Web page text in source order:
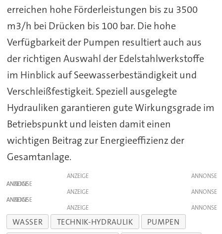
erreichen hohe Förderleistungen bis zu 3500
m3/h bei Drücken bis 100 bar. Die hohe
Verfügbarkeit der Pumpen resultiert auch aus
der richtigen Auswahl der Edelstahlwerkstoffe
im Hinblick auf Seewasserbeständigkeit und
Verschleißfestigkeit. Speziell ausgelegte
Hydrauliken garantieren gute Wirkungsgrade im
Betriebspunkt und leisten damit einen
wichtigen Beitrag zur Energieeffizienz der
Gesamtanlage.
ANZEIGE
ANZEIGE
ANZEIGE
ANZEIGE
ANZEIGE
WASSER TECHNIK-HYDRAULIK PUMPEN